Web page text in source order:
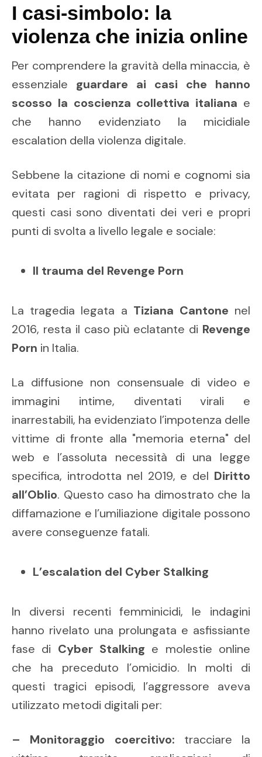
I casi-simbolo: la
violenza che inizia online
Per comprendere la gravità della minaccia, è
essenziale guardare ai casi che hanno
scosso la coscienza collettiva italiana e
che hanno evidenziato la micidiale
escalation della violenza digitale.
Sebbene la citazione di nomi e cognomi sia
evitata per ragioni di rispetto e privacy,
questi casi sono diventati dei veri e propri
punti di svolta a livello legale e sociale:
Il trauma del Revenge Porn
La tragedia legata a Tiziana Cantone nel
2016, resta il caso più eclatante di Revenge
Porn in Italia.
La diffusione non consensuale di video e
immagini intime, diventati virali e
inarrestabili, ha evidenziato l’impotenza delle
vittime di fronte alla "memoria eterna" del
web e l’assoluta necessità di una legge
specifica, introdotta nel 2019, e del Diritto
all’Oblio. Questo caso ha dimostrato che la
diffamazione e l’umiliazione digitale possono
avere conseguenze fatali.
L’escalation del Cyber Stalking
In diversi recenti femminicidi, le indagini
hanno rivelato una prolungata e asfissiante
fase di Cyber Stalking e molestie online
che ha preceduto l’omicidio. In molti di
questi tragici episodi, l’aggressore aveva
utilizzato metodi digitali per:
– Monitoraggio coercitivo: tracciare la